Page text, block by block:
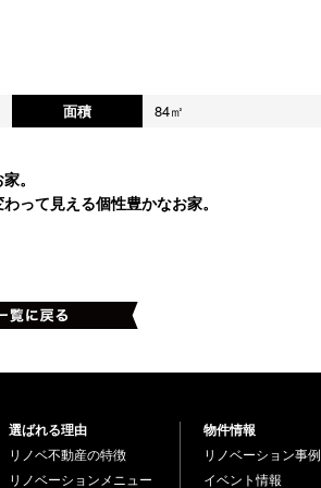
面積 84㎡
。
って見える個性豊かなお家。
選ばれる理由
リノベ不動産の特徴
リノベーションメニュー
物件情報
リノベーション事例
イベント情報